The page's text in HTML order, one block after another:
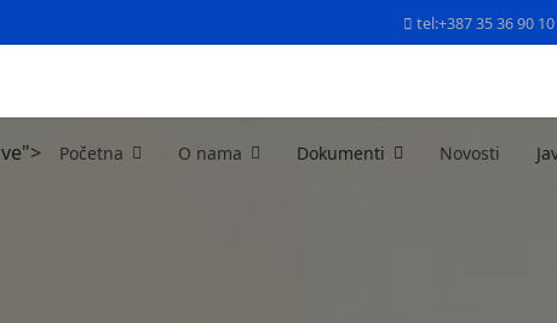
tel:+387 35 36 90 10
Početna O nama Dokumenti Novosti